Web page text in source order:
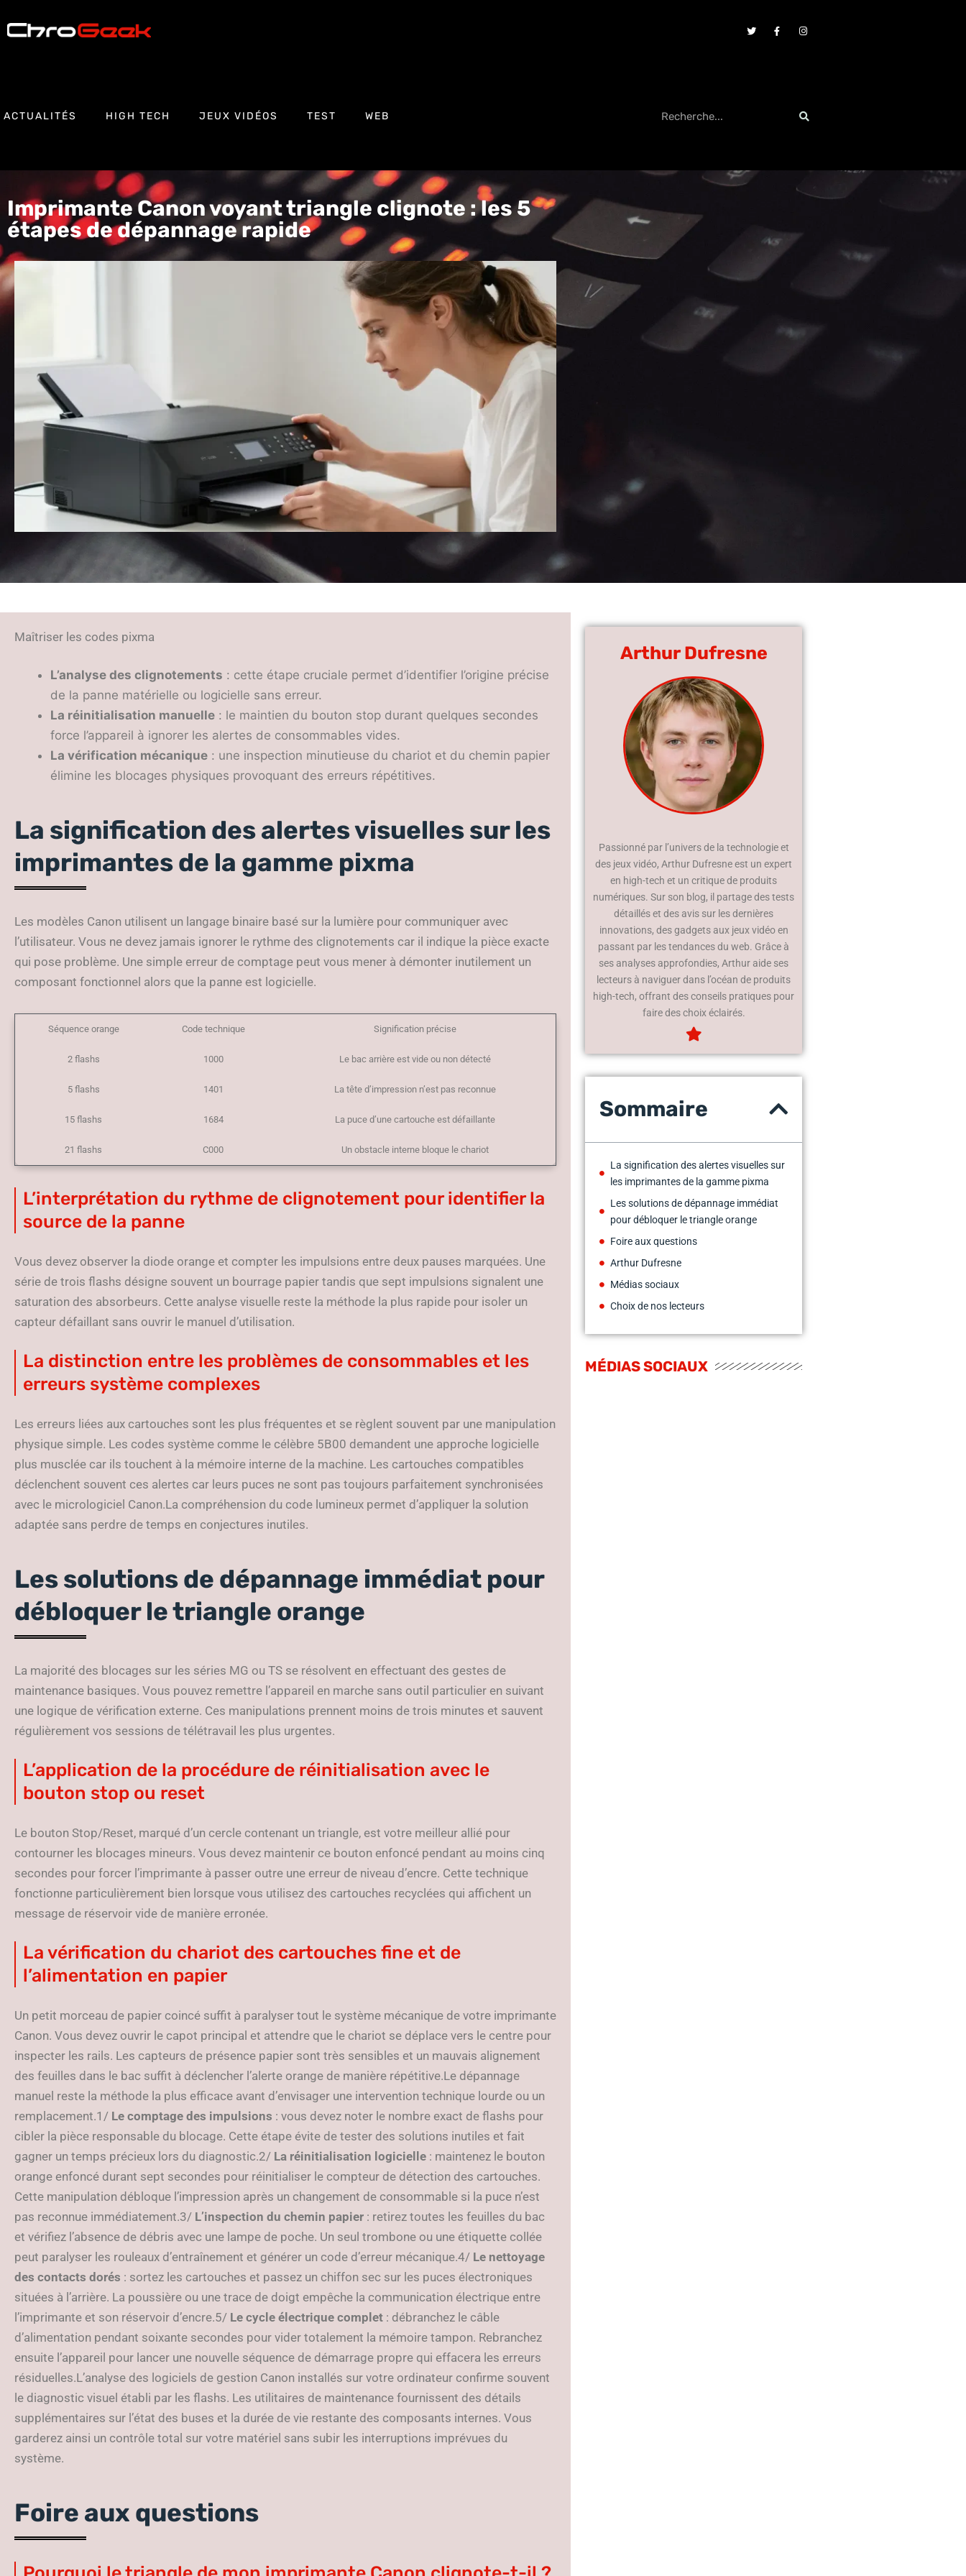
ACTUALITÉS HIGH TECH JEUX VIDÉOS TEST WEB
Imprimante Canon voyant triangle clignote : les 5
étapes de dépannage rapide
Maîtriser les codes pixma
L’analyse des clignotements : cette étape cruciale permet d’identifier l’origine précise
de la panne matérielle ou logicielle sans erreur.
La réinitialisation manuelle : le maintien du bouton stop durant quelques secondes
force l’appareil à ignorer les alertes de consommables vides.
La vérification mécanique : une inspection minutieuse du chariot et du chemin papier
élimine les blocages physiques provoquant des erreurs répétitives.
La signification des alertes visuelles sur les
imprimantes de la gamme pixma
Les modèles Canon utilisent un langage binaire basé sur la lumière pour communiquer avec
l’utilisateur. Vous ne devez jamais ignorer le rythme des clignotements car il indique la pièce exacte
qui pose problème. Une simple erreur de comptage peut vous mener à démonter inutilement un
composant fonctionnel alors que la panne est logicielle.
Séquence orange Code technique Signification précise
2 flashs 1000 Le bac arrière est vide ou non détecté
5 flashs 1401 La tête d’impression n’est pas reconnue
15 flashs 1684 La puce d’une cartouche est défaillante
21 flashs C000 Un obstacle interne bloque le chariot
L’interprétation du rythme de clignotement pour identifier la
source de la panne
Vous devez observer la diode orange et compter les impulsions entre deux pauses marquées. Une
série de trois flashs désigne souvent un bourrage papier tandis que sept impulsions signalent une
saturation des absorbeurs. Cette analyse visuelle reste la méthode la plus rapide pour isoler un
capteur défaillant sans ouvrir le manuel d’utilisation.
La distinction entre les problèmes de consommables et les
erreurs système complexes
Les erreurs liées aux cartouches sont les plus fréquentes et se règlent souvent par une manipulation
physique simple. Les codes système comme le célèbre 5B00 demandent une approche logicielle
plus musclée car ils touchent à la mémoire interne de la machine. Les cartouches compatibles
déclenchent souvent ces alertes car leurs puces ne sont pas toujours parfaitement synchronisées
avec le micrologiciel Canon.La compréhension du code lumineux permet d’appliquer la solution
adaptée sans perdre de temps en conjectures inutiles.
Les solutions de dépannage immédiat pour
débloquer le triangle orange
La majorité des blocages sur les séries MG ou TS se résolvent en effectuant des gestes de
maintenance basiques. Vous pouvez remettre l’appareil en marche sans outil particulier en suivant
une logique de vérification externe. Ces manipulations prennent moins de trois minutes et sauvent
régulièrement vos sessions de télétravail les plus urgentes.
L’application de la procédure de réinitialisation avec le
bouton stop ou reset
Le bouton Stop/Reset, marqué d’un cercle contenant un triangle, est votre meilleur allié pour
contourner les blocages mineurs. Vous devez maintenir ce bouton enfoncé pendant au moins cinq
secondes pour forcer l’imprimante à passer outre une erreur de niveau d’encre. Cette technique
fonctionne particulièrement bien lorsque vous utilisez des cartouches recyclées qui affichent un
message de réservoir vide de manière erronée.
La vérification du chariot des cartouches fine et de
l’alimentation en papier
Un petit morceau de papier coincé suffit à paralyser tout le système mécanique de votre imprimante
Canon. Vous devez ouvrir le capot principal et attendre que le chariot se déplace vers le centre pour
inspecter les rails. Les capteurs de présence papier sont très sensibles et un mauvais alignement
des feuilles dans le bac suffit à déclencher l’alerte orange de manière répétitive.Le dépannage
manuel reste la méthode la plus efficace avant d’envisager une intervention technique lourde ou un
remplacement.1/ Le comptage des impulsions : vous devez noter le nombre exact de flashs pour
cibler la pièce responsable du blocage. Cette étape évite de tester des solutions inutiles et fait
gagner un temps précieux lors du diagnostic.2/ La réinitialisation logicielle : maintenez le bouton
orange enfoncé durant sept secondes pour réinitialiser le compteur de détection des cartouches.
Cette manipulation débloque l’impression après un changement de consommable si la puce n’est
pas reconnue immédiatement.3/ L’inspection du chemin papier : retirez toutes les feuilles du bac
et vérifiez l’absence de débris avec une lampe de poche. Un seul trombone ou une étiquette collée
peut paralyser les rouleaux d’entraînement et générer un code d’erreur mécanique.4/ Le nettoyage
des contacts dorés : sortez les cartouches et passez un chiffon sec sur les puces électroniques
situées à l’arrière. La poussière ou une trace de doigt empêche la communication électrique entre
l’imprimante et son réservoir d’encre.5/ Le cycle électrique complet : débranchez le câble
d’alimentation pendant soixante secondes pour vider totalement la mémoire tampon. Rebranchez
ensuite l’appareil pour lancer une nouvelle séquence de démarrage propre qui effacera les erreurs
résiduelles.L’analyse des logiciels de gestion Canon installés sur votre ordinateur confirme souvent
le diagnostic visuel établi par les flashs. Les utilitaires de maintenance fournissent des détails
supplémentaires sur l’état des buses et la durée de vie restante des composants internes. Vous
garderez ainsi un contrôle total sur votre matériel sans subir les interruptions imprévues du
système.
Foire aux questions
Arthur Dufresne
Passionné par l’univers de la technologie et
des jeux vidéo, Arthur Dufresne est un expert
en high-tech et un critique de produits
numériques. Sur son blog, il partage des tests
détaillés et des avis sur les dernières
innovations, des gadgets aux jeux vidéo en
passant par les tendances du web. Grâce à
ses analyses approfondies, Arthur aide ses
lecteurs à naviguer dans l’océan de produits
high-tech, offrant des conseils pratiques pour
faire des choix éclairés.
Sommaire
La signification des alertes visuelles sur
les imprimantes de la gamme pixma
Les solutions de dépannage immédiat
pour débloquer le triangle orange
Foire aux questions
Arthur Dufresne
Médias sociaux
Choix de nos lecteurs
MÉDIAS SOCIAUX